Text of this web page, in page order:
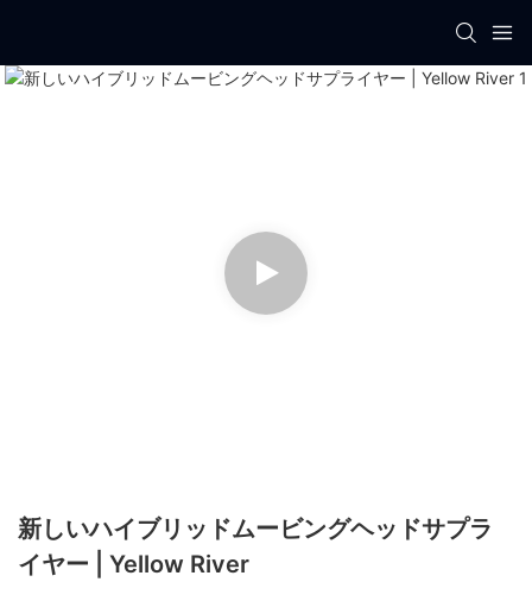
新しいハイブリッドムービングヘッドサプラ
イヤー | Yellow River